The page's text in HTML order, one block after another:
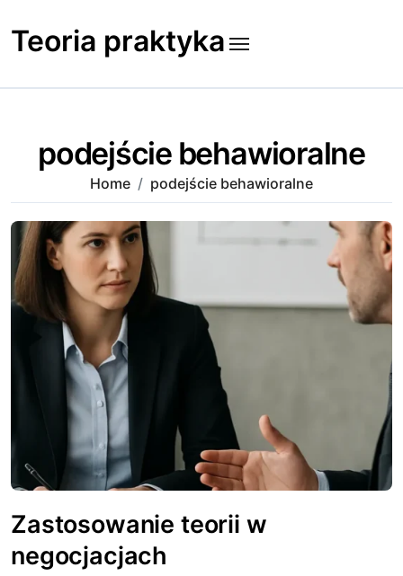
to
content
Teoria praktyka
podejście behawioralne
Home podejście behawioralne
Zastosowanie teorii w
negocjacjach